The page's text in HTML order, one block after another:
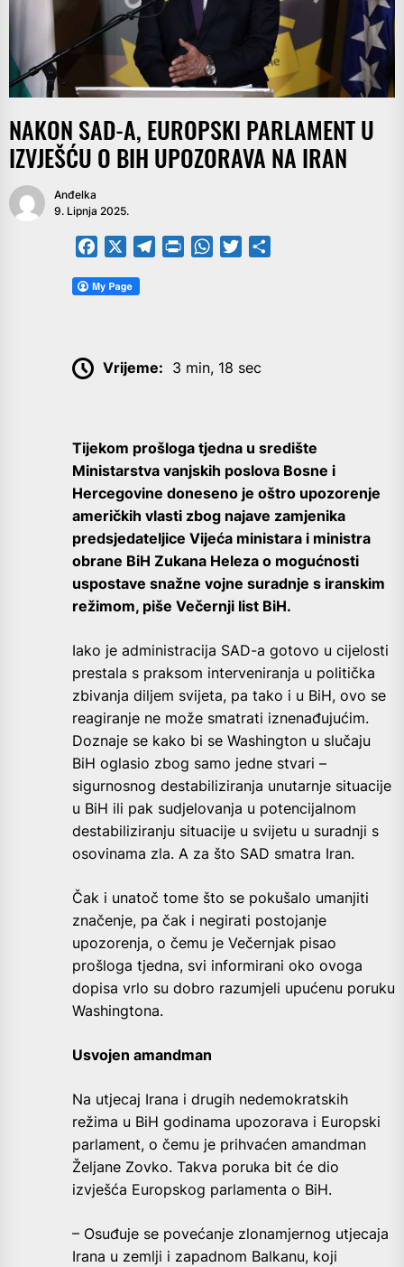
NAKON SAD-A, EUROPSKI PARLAMENT U
IZVJEŠĆU O BIH UPOZORAVA NA IRAN
Anđelka
9. Lipnja 2025.
Facebook TelegramPrintFriendly
WhatsApp
Twitter
Vrijeme: 3 min, 18 sec
Tijekom prošloga tjedna u središte
Ministarstva vanjskih poslova Bosne i
Hercegovine doneseno je oštro upozorenje
američkih vlasti zbog najave zamjenika
predsjedateljice Vijeća ministara i ministra
obrane BiH Zukana Heleza o mogućnosti
uspostave snažne vojne suradnje s iranskim
režimom, piše Večernji list BiH.
Iako je administracija SAD-a gotovo u cijelosti
prestala s praksom interveniranja u politička
zbivanja diljem svijeta, pa tako i u BiH, ovo se
reagiranje ne može smatrati iznenađujućim.
Doznaje se kako bi se Washington u slučaju
BiH oglasio zbog samo jedne stvari –
sigurnosnog destabiliziranja unutarnje situacije
u BiH ili pak sudjelovanja u potencijalnom
destabiliziranju situacije u svijetu u suradnji s
osovinama zla. A za što SAD smatra Iran.
Čak i unatoč tome što se pokušalo umanjiti
značenje, pa čak i negirati postojanje
upozorenja, o čemu je Večernjak pisao
prošloga tjedna, svi informirani oko ovoga
dopisa vrlo su dobro razumjeli upućenu poruku
Washingtona.
Usvojen amandman
Na utjecaj Irana i drugih nedemokratskih
režima u BiH godinama upozorava i Europski
parlament, o čemu je prihvaćen amandman
Željane Zovko. Takva poruka bit će dio
izvješća Europskog parlamenta o BiH.
– Osuđuje se povećanje zlonamjernog utjecaja
Irana u zemlji i zapadnom Balkanu, koji